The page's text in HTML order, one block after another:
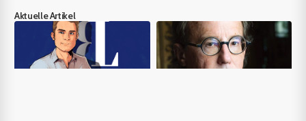
Aktuelle Artikel